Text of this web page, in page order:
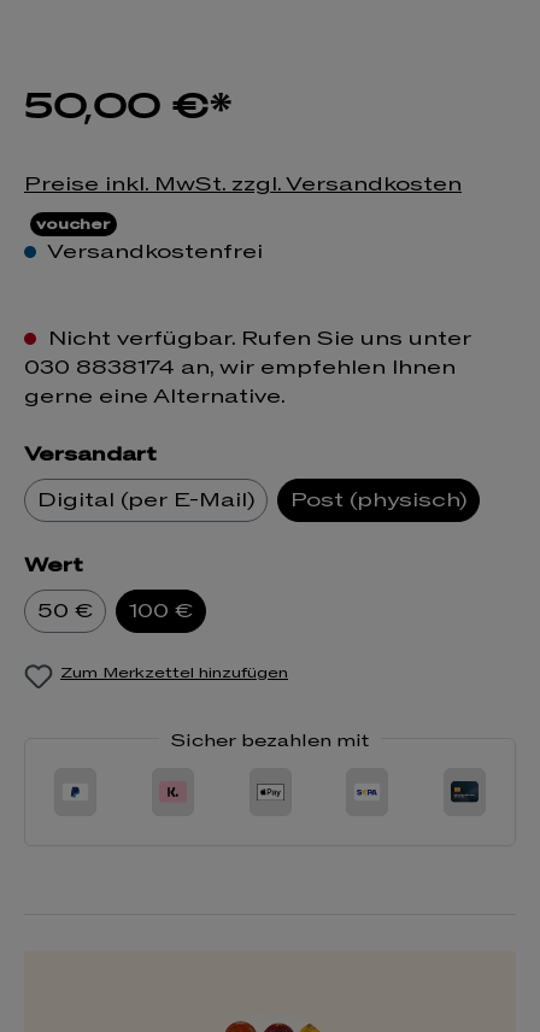
50,00 €*
Preise inkl. MwSt. zzgl. Versandkosten
voucher
Versandkostenfrei
Nicht verfügbar. Rufen Sie uns unter
030 8838174 an, wir empfehlen Ihnen
gerne eine Alternative.
Versandart
Digital (per E-Mail)
Post (physisch)
Wert
50 €
100 €
Zum Merkzettel hinzufügen
Sicher bezahlen mit